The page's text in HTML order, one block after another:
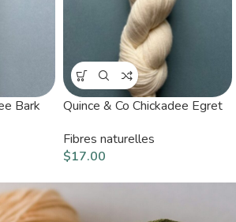
Bark
Quince & Co Chickadee Egret
Fibres naturelles
$17.00